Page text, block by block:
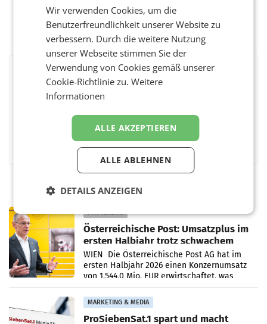
BEWERTEN SIE DIESEN ARTIKEL
PRIMENEWS
Österreichische Post: Umsatzplus im
ersten Halbjahr trotz schwachem
Briefgeschäft
WIEN Die Österreichische Post AG hat im
ersten Halbjahr 2026 einen Konzernumsatz
von 1.544,0 Mio. EUR erwirtschaftet, was
einem Plus von 3,8 Prozent gegenüber dem
Vergleichszeitraum
MARKETING & MEDIA
ProSiebenSat.1 spart und macht
Wir verwenden Cookies, um die
Benutzerfreundlichkeit unserer Website zu
verbessern. Durch die weitere Nutzung
unserer Webseite stimmen Sie der
Verwendung von Cookies gemäß unserer
Cookie-Richtlinie zu.Weitere
Informationen
ALLE AKZEPTIEREN
ALLE ABLEHNEN
DETAILS ANZEIGEN